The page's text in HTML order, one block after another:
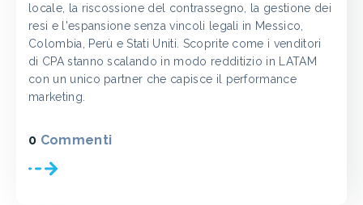
locale, la riscossione del contrassegno, la gestione dei
resi e l'espansione senza vincoli legali in Messico,
Colombia, Perù e Stati Uniti. Scoprite come i venditori
di CPA stanno scalando in modo redditizio in LATAM
con un unico partner che capisce il performance
marketing.
0 Commenti